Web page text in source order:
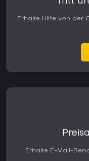
Erhalte Hilfe von der
Erhalte E-Mail-